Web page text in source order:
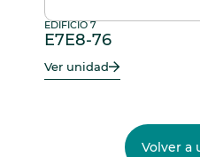
EDIFICIO 7
E7E8-76
Ver unidad
Volver a